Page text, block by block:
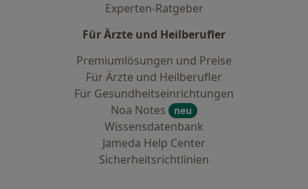
Experten-Ratgeber
Für Ärzte und Heilberufler
Premiumlösungen und Preise
Für Ärzte und Heilberufler
Für Gesundheitseinrichtungen
Noa Notes
neu
Wissensdatenbank
Jameda Help Center
Sicherheitsrichtlinien